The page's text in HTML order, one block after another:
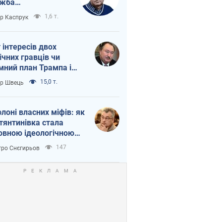
на
Росії від
Каспрук 1,6 т.
інтересів двох
гравців чи
план Трампа і
Швець 15,0 т.
власних міфів: як
стала
ідеологічною
для російських
Снєгирьов 147